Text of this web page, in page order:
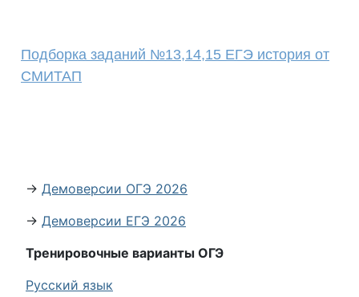
Подборка заданий №13,14,15 ЕГЭ история от
СМИТАП
→ Демоверсии ОГЭ 2026
→ Демоверсии ЕГЭ 2026
Тренировочные варианты ОГЭ
Русский язык